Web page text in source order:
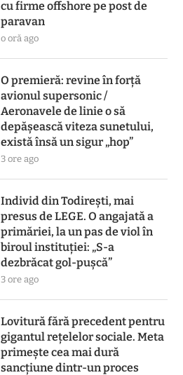
cu firme offshore pe post de
paravan
o oră ago
O premieră: revine în forță
avionul supersonic /
Aeronavele de linie o să
depășească viteza sunetului,
există însă un sigur „hop”
3 ore ago
Individ din Todirești, mai
presus de LEGE. O angajată a
primăriei, la un pas de viol în
biroul instituției: „S-a
dezbrăcat gol-pușcă”
3 ore ago
Lovitură fără precedent pentru
gigantul rețelelor sociale. Meta
primește cea mai dură
sancțiune dintr-un proces